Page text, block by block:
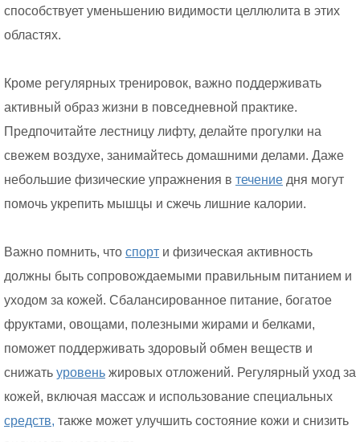
способствует уменьшению видимости целлюлита в этих
областях.
Кроме регулярных тренировок, важно поддерживать
активный образ жизни в повседневной практике.
Предпочитайте лестницу лифту, делайте прогулки на
свежем воздухе, занимайтесь домашними делами. Даже
небольшие физические упражнения в течение дня могут
помочь укрепить мышцы и сжечь лишние калории.
Важно помнить, что спорт и физическая активность
должны быть сопровождаемыми правильным питанием и
уходом за кожей. Сбалансированное питание, богатое
фруктами, овощами, полезными жирами и белками,
поможет поддерживать здоровый обмен веществ и
снижать уровень жировых отложений. Регулярный уход за
кожей, включая массаж и использование специальных
средств, также может улучшить состояние кожи и снизить